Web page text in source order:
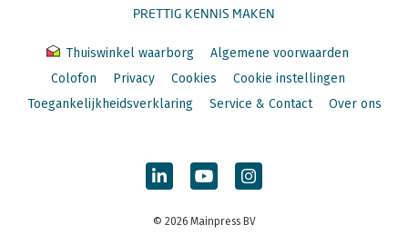
PRETTIG KENNIS MAKEN
Thuiswinkel waarborg
Algemene voorwaarden
Colofon
Privacy Cookies
Cookie instellingen
Toegankelijkheidsverklaring
Service & Contact Over ons
© 2026 Mainpress BV